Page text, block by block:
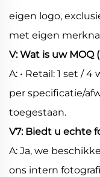
eigen logo,
met eigen
V: Wat is uw
A: • Retail: 1 set /
per specificatie/
toegestaan.
V7: Biedt u echte
A: Ja, we
ons intern